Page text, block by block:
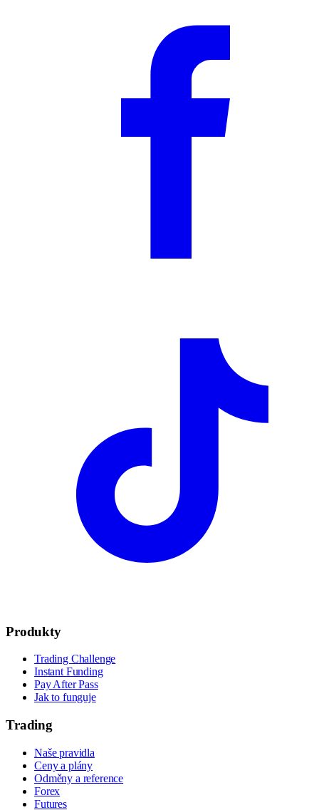
Produkty
Trading Challenge
Instant Funding
Pay After Pass
Jak to funguje
Trading
Naše pravidla
Ceny a plány
Odměny a reference
Forex
Futures